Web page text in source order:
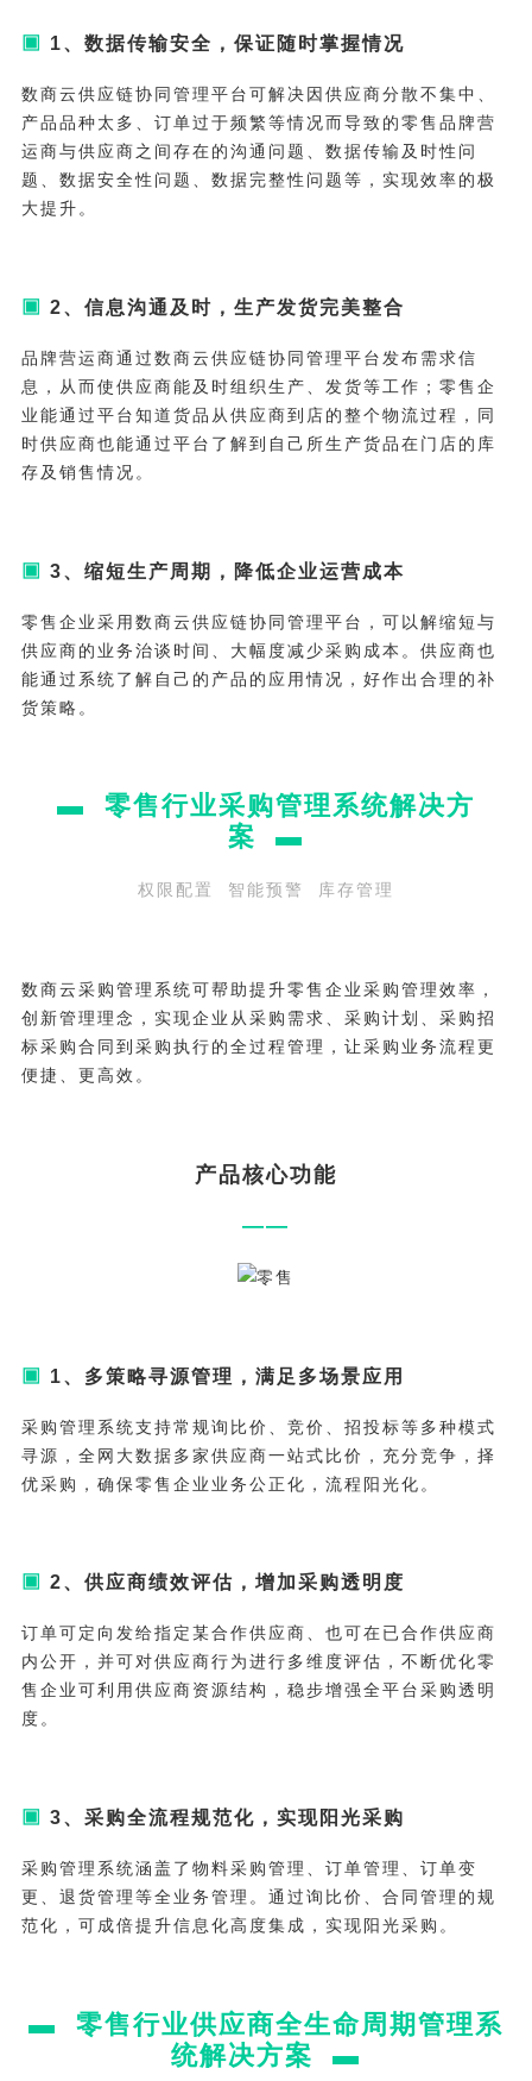
▣ 1、 数据传输安全，保证随时掌握情况
数商云供应链协同管理平台可解决因供应商分散不集中、
产品品种太多、订单过于频繁等情况而导致的零售品牌营
运商与供应商之间存在的沟通问题、数据传输及时性问
题、数据安全性问题、数据完整性问题等，实现效率的极
大提升。
▣ 2、信息沟通及时，生产发货完美整合
品牌营运商通过数商云供应链协同管理平台发布需求信
息，从而使供应商能及时组织生产、发货等工作；零售企
业能通过平台知道货品从供应商到店的整个物流过程，同
时供应商也能通过平台了解到自己所生产货品在门店的库
存及销售情况。
▣ 3、缩短生产周期，降低企业运营成本
零售企业采用数商云供应链协同管理平台，可以解缩短与
供应商的业务治谈时间、大幅度减少采购成本。供应商也
能通过系统了解自己的产品的应用情况，好作出合理的补
货策略。
▬ 零售行业采购管理系统解决方
案 ▬
权限配置 智能预警 库存管理
数商云采购管理系统可帮助提升零售企业采购管理效率，
创新管理理念，实现企业从采购需求、采购计划、采购招
标采购合同到采购执行的全过程管理，让采购业务流程更
便捷、更高效。
产品核心功能
——
▣ 1、多策略寻源管理，满足多场景应用
采购管理系统支持常规询比价、竞价、招投标等多种模式
寻源，全网大数据多家供应商一站式比价，充分竞争，择
优采购，确保零售企业业务公正化，流程阳光化。
▣ 2、供应商绩效评估，增加采购透明度
订单可定向发给指定某合作供应商、也可在已合作供应商
内公开，并可对供应商行为进行多维度评估，不断优化零
售企业可利用供应商资源结构，稳步增强全平台采购透明
度。
▣ 3、采购全流程规范化，实现阳光采购
采购管理系统涵盖了物料采购管理、订单管理、订单变
更、退货管理等全业务管理。通过询比价、合同管理的规
范化，可成倍提升信息化高度集成，实现阳光采购。
▬ 零售行业供应商全生命周期管理系
统解决方案 ▬